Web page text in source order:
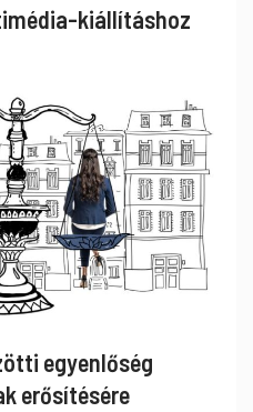
kiállításhoz
egyenlőség
erősítésére